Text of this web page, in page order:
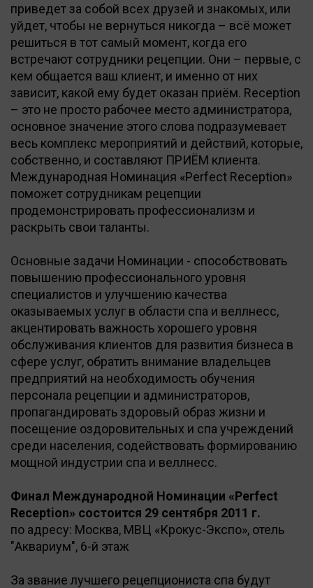
приведет за собой всех друзей и знакомых, или
уйдет, чтобы не вернуться никогда – всё может
решиться в тот самый момент, когда его
встречают сотрудники рецепции. Они – первые, с
кем общается ваш клиент, и именно от них
зависит, какой ему будет оказан приём. Reception
– это не просто рабочее место администратора,
основное значение этого слова подразумевает
весь комплекс мероприятий и действий, которые,
собственно, и составляют ПРИЁМ клиента.
Международная Номинация «Perfect Reception»
поможет сотрудникам рецепции
продемонстрировать профессионализм и
раскрыть свои таланты.
Основные задачи Номинации - способствовать
повышению профессионального уровня
специалистов и улучшению качества
оказываемых услуг в области спа и веллнесс,
акцентировать важность хорошего уровня
обслуживания клиентов для развития бизнеса в
сфере услуг, обратить внимание владельцев
предприятий на необходимость обучения
персонала рецепции и администраторов,
пропагандировать здоровый образ жизни и
посещение оздоровительных и спа учреждений
среди населения, содействовать формированию
мощной индустрии спа и веллнесс.
Финал Международной Номинации «Perfect
Reception» состоится 29 сентября 2011 г.
по адресу: Москва, МВЦ «Крокус-Экспо», отель
"Аквариум", 6-й этаж
За звание лучшего рецепциониста спа будут